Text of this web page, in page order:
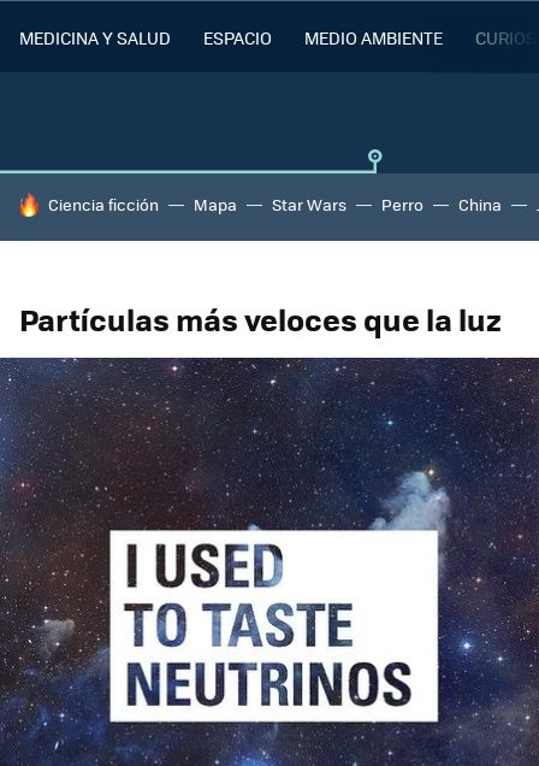
MEDICINA Y SALUD ESPACIO MEDIO AMBIENTE
HOY SE HABLA DE
Ciencia ficción Mapa Star Wars Perro China
Partículas más veloces que la luz